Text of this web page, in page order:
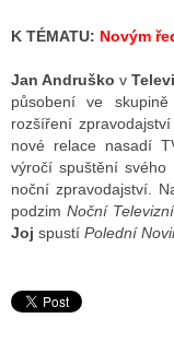
RÁDIA
STRÁNKY RÁDIÍ
STRÁNKY TV
K TÉMATU: Novým
Jan Andruško v
působení ve
rozšíření zpravodajství
nové relace nasadí
výročí spuštění
noční zpravodajství.
podzim Noční
Joj spustí Polední